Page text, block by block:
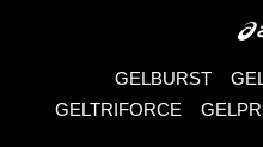
GELBURST
GELTRIFORCE